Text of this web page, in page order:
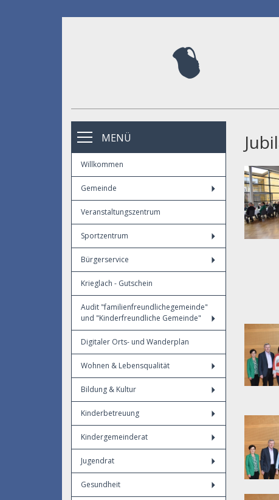
MENÜ
Willkommen
Gemeinde
Veranstaltungszentrum
Sportzentrum
Bürgerservice
Krieglach - Gutschein
Audit "familienfreundlichegemeinde"
und "Kinderfreundliche Gemeinde"
Digitaler Orts- und Wanderplan
Wohnen & Lebensqualität
Bildung & Kultur
Kinderbetreuung
Kindergemeinderat
Jugendrat
Gesundheit